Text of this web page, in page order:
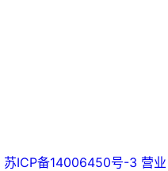
苏ICP备14006450号-3 营业